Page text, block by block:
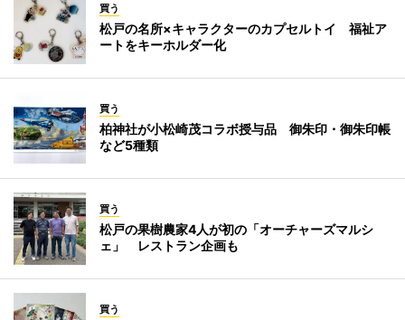
買う
松戸の名所×キャラクターのカプセルトイ 福祉ア
ートをキーホルダー化
買う
柏神社が小松崎茂コラボ授与品 御朱印・御朱印帳
など5種類
買う
松戸の果樹農家4人が初の「オーチャーズマルシ
ェ」 レストラン企画も
買う